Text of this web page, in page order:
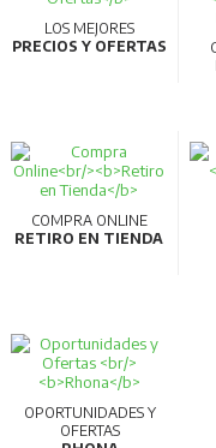
LOS MEJORES
PRECIOS Y OFERTAS
COMPRA ONLINE
RETIRO EN TIENDA
OPORTUNIDADES Y
OFERTAS